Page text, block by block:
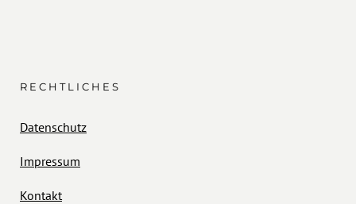
RECHTLICHES
Datenschutz
Impressum
Kontakt